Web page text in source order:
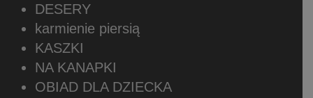
DESERY
karmienie piersią
KASZKI
NA KANAPKI
OBIAD DLA DZIECKA